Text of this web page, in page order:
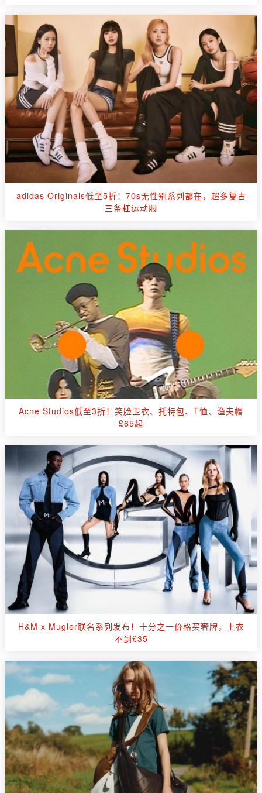
adidas Originals低至5折！70s无性别系列都在，超多复古
三条杠运动服
Acne Studios低至3折！笑脸卫衣、托特包、T恤、渔夫帽
£65起
H&M x Mugler联名系列发布！十分之一价格买奢牌，上衣
不到£35